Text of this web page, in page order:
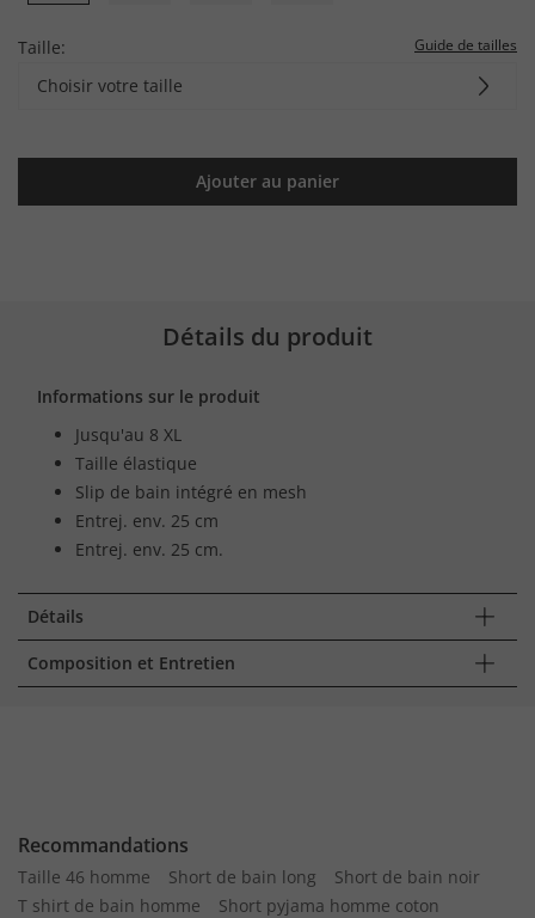
Taille: Guide de tailles
Choisir votre taille
Ajouter au panier
Détails du produit
Informations sur le produit
Jusqu'au 8 XL
Taille élastique
Slip de bain intégré en mesh
Entrej. env. 25 cm
Entrej. env. 25 cm.
Détails
Composition et Entretien
Recommandations
Taille 46 homme Short de bain long
Short de bain noir
T shirt de bain homme
Short pyjama homme coton